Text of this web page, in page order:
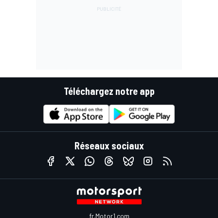
Téléchargez notre app
Réseaux sociaux
fr.Motor1.com